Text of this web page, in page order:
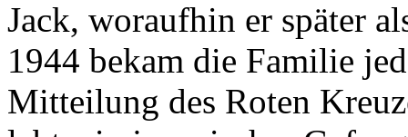
Jack, woraufhin er später
1944 bekam die Familie
Mitteilung des Roten